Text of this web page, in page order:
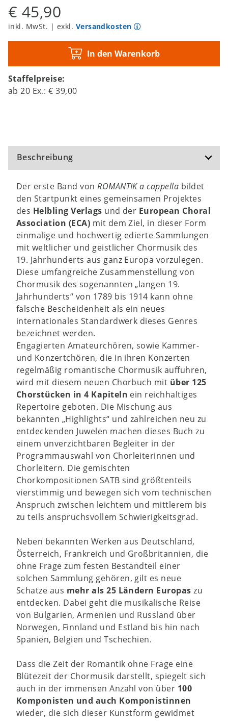
€ 45,90
inkl. MwSt. | exkl. Versandkosten
In den Warenkorb
Staffelpreise:
ab20 Ex.:€ 39,00
Beschreibung
Der erste Band vonROMANTIK a cappella bildet
den Startpunkt eines gemeinsamen Projektes
des Helbling Verlags und der European Choral
Association (ECA) mit dem Ziel, in dieser Form
einmalige und hochwertig edierte Sammlungen
mit weltlicher und geistlicher Chormusik des
19. Jahrhunderts aus ganz Europa vorzulegen.
Diese umfangreiche Zusammenstellung von
Chormusik des sogenannten „langen 19.
Jahrhunderts“ von 1789 bis 1914 kann ohne
falsche Bescheidenheit als ein neues
internationales Standardwerk dieses Genres
bezeichnet werden.
Engagierten Amateurchören, sowie Kammer-
und Konzertchören, die in ihren Konzerten
regelmäßig romantische Chormusik auffuhren,
wird mit diesem neuen Chorbuch mit über 125
Chorstücken in 4 Kapiteln ein reichhaltiges
Repertoire geboten. Die Mischung aus
bekannten „Highlights“ und zahlreichen neu zu
entdeckenden Juwelen machen dieses Buch zu
einem unverzichtbaren Begleiter in der
Programmauswahl von Chorleiterinnen und
Chorleitern. Die gemischten
Chorkompositionen SATB sind größtenteils
vierstimmig und bewegen sich vom technischen
Anspruch zwischen leichtem und mittlerem bis
zu teils anspruchsvollem Schwierigkeitsgrad.
Neben bekannten Werken aus Deutschland,
Österreich, Frankreich und Großbritannien, die
ohne Frage zum festen Bestandteil einer
solchen Sammlung gehören, gilt es neue
Schatze aus mehr als 25 Ländern Europas zu
entdecken. Dabei geht die musikalische Reise
von Bulgarien, Armenien und Russland über
Norwegen, Finnland und Estland bis hin nach
Spanien, Belgien und Tschechien.
Dass die Zeit der Romantik ohne Frage eine
Blütezeit der Chormusik darstellt, spiegelt sich
auch in der immensen Anzahl von über 100
Komponisten und auch Komponistinnen
wieder, die sich dieser Kunstform gewidmet